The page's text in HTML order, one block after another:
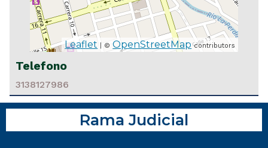
Leaflet | ©OpenStreetMap contributors
Telefono
3138127986
Rama Judicial